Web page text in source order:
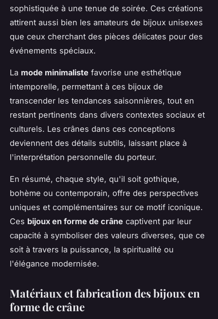
sophistiquée à une tenue de soirée. Ces créations
attirent aussi bien les amateurs de bijoux unisexes
que ceux cherchant des pièces délicates pour des
événements spéciaux.
La mode minimaliste favorise une esthétique
intemporelle, permettant à ces bijoux de
transcender les tendances saisonnières, tout en
restant pertinents dans divers contextes sociaux et
culturels. Les crânes dans ces conceptions
deviennent des détails subtils, laissant place à
l'interprétation personnelle du porteur.
En résumé, chaque style, qu'il soit gothique,
bohème ou contemporain, offre des perspectives
uniques et complémentaires sur ce motif iconique.
Ces bijoux en forme de crâne captivent par leur
capacité à symboliser des valeurs diverses, que ce
soit à travers la puissance, la spiritualité ou
l'élégance modernisée.
Matériaux et fabrication des bijoux en
forme de crâne